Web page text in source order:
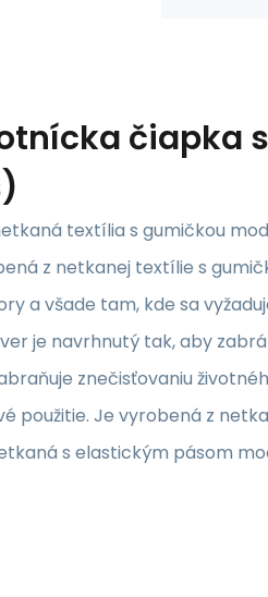
čiapka
textília s gumičkou
z netkanej textílie s
a všade tam, kde sa
je navrhnutý tak, aby
znečisťovaniu
použitie. Je vyrobená z
s elastickým pásom